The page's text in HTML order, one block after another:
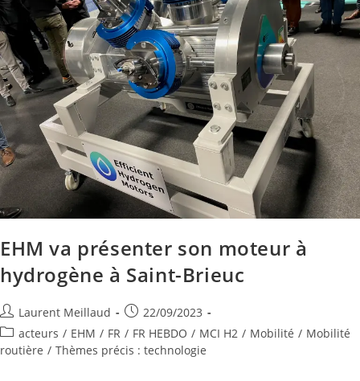
EHM va présenter son moteur à
hydrogène à Saint-Brieuc
Laurent Meillaud
22/09/2023
acteurs / EHM / FR / FR HEBDO / MCI H2 / Mobilité / Mobilité
routière / Thèmes précis : technologie